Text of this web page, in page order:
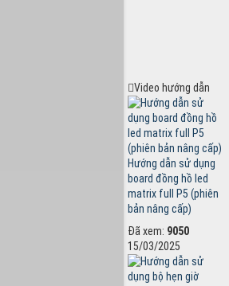
Video hướng dẫn
Hướng dẫn sử dụng
board đồng hồ led
matrix full P5 (phiên
bản nâng cấp)
Đã xem: 9050
15/03/2025